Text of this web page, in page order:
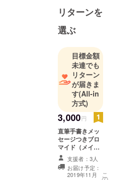
の百合をお
届けいたし
ました。
11日第1回オ
フ会ありが
とうござい
ました🍫
第２回2019
年12月1日に
社会人百合
をテーマに
聖ルリス病
院で働く女
性たちの百
合をお届け
リターンを
選ぶ
目標金額
未達でも
リターン
が届きま
す(All-in
方式)
3,000円
直筆手書きメッ
セージつきブロ
マイド（メイン
キャスト） 診察
券※１ ※１）診察
券はご希望の
支援者：3人
お届け予定：
2019年11月
こ